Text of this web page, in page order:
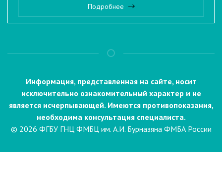
Подробнее
Информация, представленная на сайте, носит
исключительно ознакомительный характер и не
является исчерпывающей. Имеются противопоказания,
необходима консультация специалиста.
© 2026 ФГБУ ГНЦ ФМБЦ им. А.И. Бурназяна ФМБА России